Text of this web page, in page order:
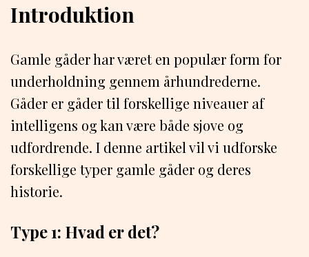
Introduktion
Gamle gåder har været en populær form for
underholdning gennem århundrederne.
Gåder er gåder til forskellige niveauer af
intelligens og kan være både sjove og
udfordrende. I denne artikel vil vi udforske
forskellige typer gamle gåder og deres
historie.
Type 1: Hvad er det?